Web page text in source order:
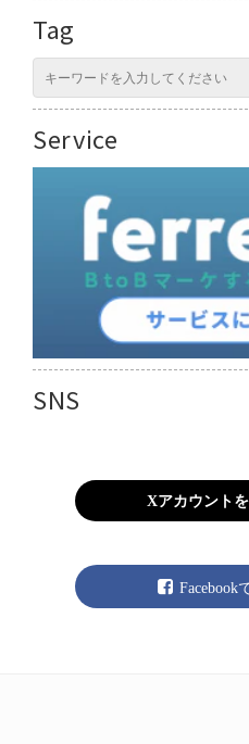
Tag
Service
SNS
Xアカウント
Facebook